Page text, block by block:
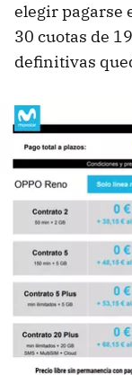
elegir pagarse
30 cuotas de
definitivas